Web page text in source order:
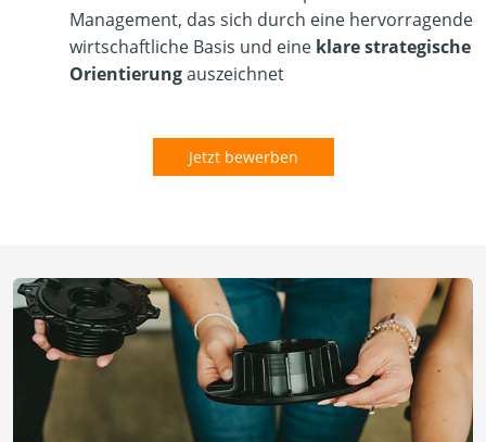
Management, das sich durch eine hervorragende
wirtschaftliche Basis und eine klare strategische
Orientierungauszeichnet
Jetzt bewerben